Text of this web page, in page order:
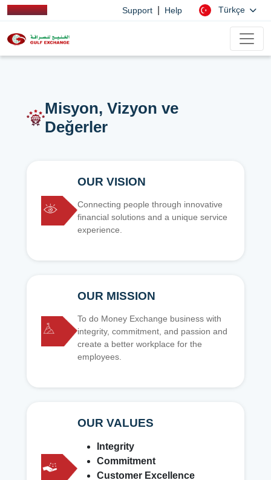
Support Help Türkçe
Misyon, Vizyon ve
Değerler
OUR VISION
Connecting people through innovative
financial solutions and a unique service
experience.
OUR MISSION
To do Money Exchange business with
integrity, commitment, and passion and
create a better workplace for the
employees.
OUR VALUES
Integrity
Commitment
Customer Excellence